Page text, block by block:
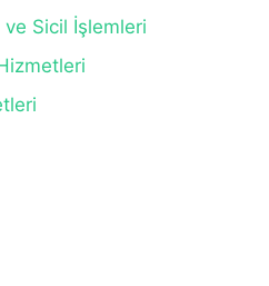
ve Sicil İşlemleri